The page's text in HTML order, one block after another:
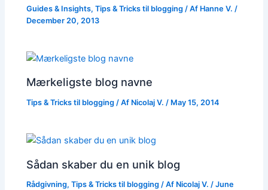
Guides & Insights,Tips & Tricks til blogging / Af Hanne V./
December 20, 2013
Mærkeligste blog navne
Tips & Tricks til blogging / Af Nicolaj V./ May 15, 2014
Sådan skaber du en unik blog
Rådgivning,Tips & Tricks til blogging / Af Nicolaj V./June